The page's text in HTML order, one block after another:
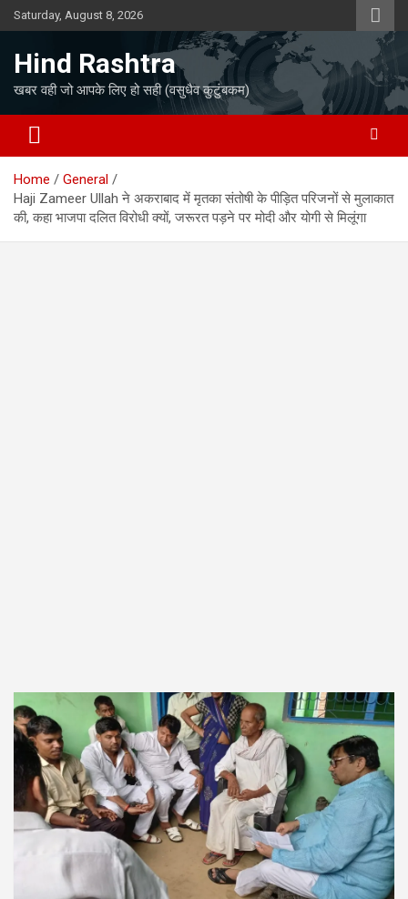
Skip
to
Saturday, August 8, 2026
Hind Rashtra
खबर वही जो आपके लिए हो सही (वसुधैव कुटुंबकम)
Home
General
Haji Zameer Ullah ने अकराबाद में मृतका संतोषी के पीड़ित परिजनों से मुलाकात
की, कहा भाजपा दलित विरोधी क्यों, जरूरत पड़ने पर मोदी और योगी से मिलूंगा